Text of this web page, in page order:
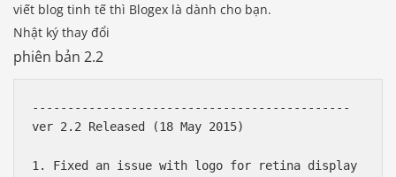
viết blog tinh tế thì Blogex là dành cho bạn.
Nhật ký thay đổi
phiên bản 2.2
---------------------------------------------
ver 2.2 Released (18 May 2015)
1. Fixed an issue with logo for retina display